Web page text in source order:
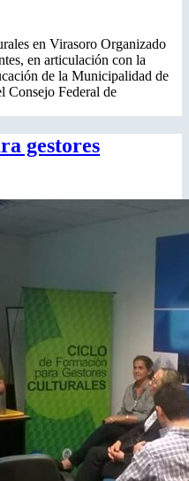
en Virasoro Organizado
en articulación con la
de la Municipalidad de
Consejo Federal de
gestores